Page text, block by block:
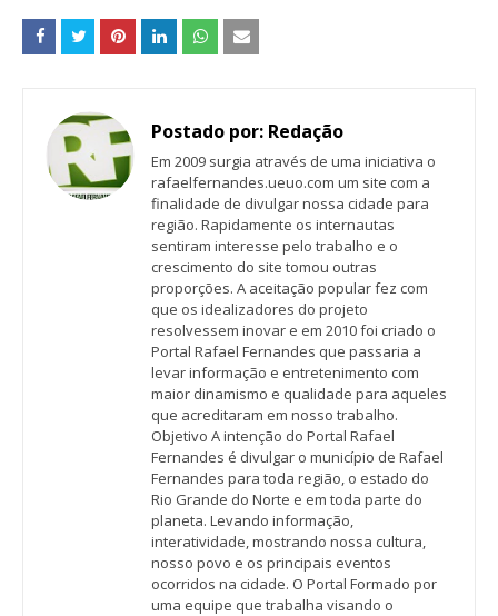
Postado por: Redação
Em 2009 surgia através de uma iniciativa o
rafaelfernandes.ueuo.com um site com a
finalidade de divulgar nossa cidade para
região. Rapidamente os internautas
sentiram interesse pelo trabalho e o
crescimento do site tomou outras
proporções. A aceitação popular fez com
que os idealizadores do projeto
resolvessem inovar e em 2010 foi criado o
Portal Rafael Fernandes que passaria a
levar informação e entretenimento com
maior dinamismo e qualidade para aqueles
que acreditaram em nosso trabalho.
Objetivo A intenção do Portal Rafael
Fernandes é divulgar o município de Rafael
Fernandes para toda região, o estado do
Rio Grande do Norte e em toda parte do
planeta. Levando informação,
interatividade, mostrando nossa cultura,
nosso povo e os principais eventos
ocorridos na cidade. O Portal Formado por
uma equipe que trabalha visando o